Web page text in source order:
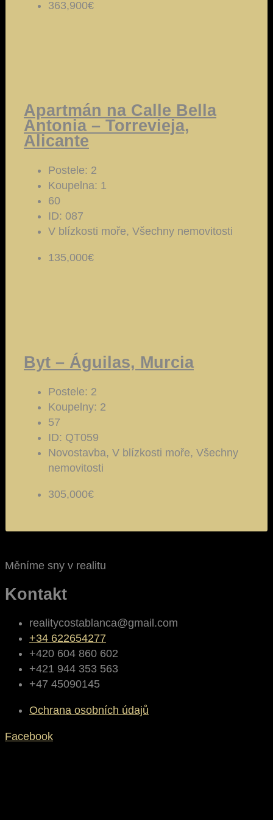
363,900€
Apartmán na Calle Bella
Antonia – Torrevieja,
Alicante
Postele: 2
Koupelna: 1
60
ID: 087
V blízkosti moře, Všechny nemovitosti
135,000€
Byt – Águilas, Murcia
Postele: 2
Koupelny: 2
57
ID: QT059
Novostavba, V blízkosti moře, Všechny
nemovitosti
305,000€
Měníme sny v realitu
Kontakt
realitycostablanca@gmail.com
+34 622654277
+420 604 860 602
+421 944 353 563
+47 45090145
Ochrana osobních údajů
Facebook